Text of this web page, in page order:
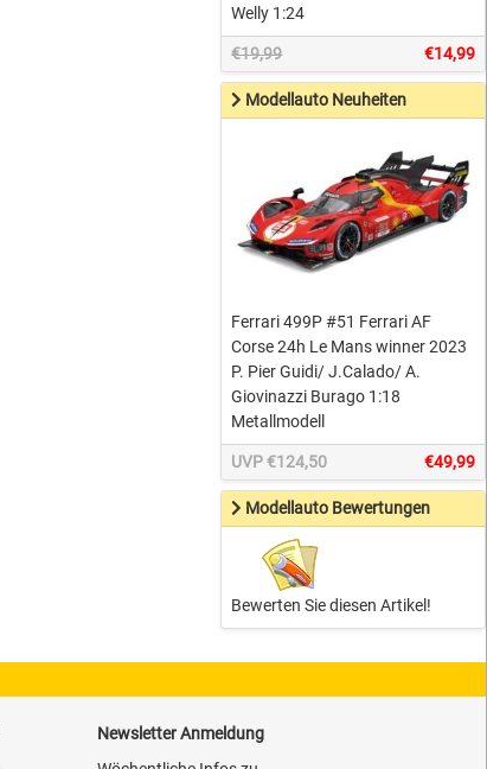
Welly 1:24
€19,99 €14,99
Modellauto Neuheiten
Ferrari 499P #51 Ferrari AF
Corse 24h Le Mans winner 2023
P. Pier Guidi/ J.Calado/ A.
Giovinazzi Burago 1:18
Metallmodell
UVP €124,50 €49,99
Modellauto Bewertungen
Bewerten Sie diesen Artikel!
Newsletter Anmeldung